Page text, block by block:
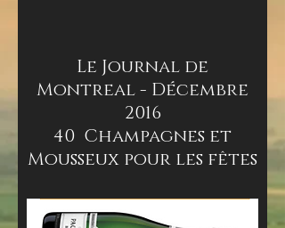
Le Journal de
Montreal - Décembre
2016
40 Champagnes et
Mousseux pour les fêtes